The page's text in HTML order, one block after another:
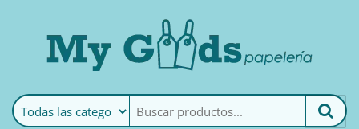
MyGoods · PapeleríaMy Goods es tu papelería
online de confianza. Podrás